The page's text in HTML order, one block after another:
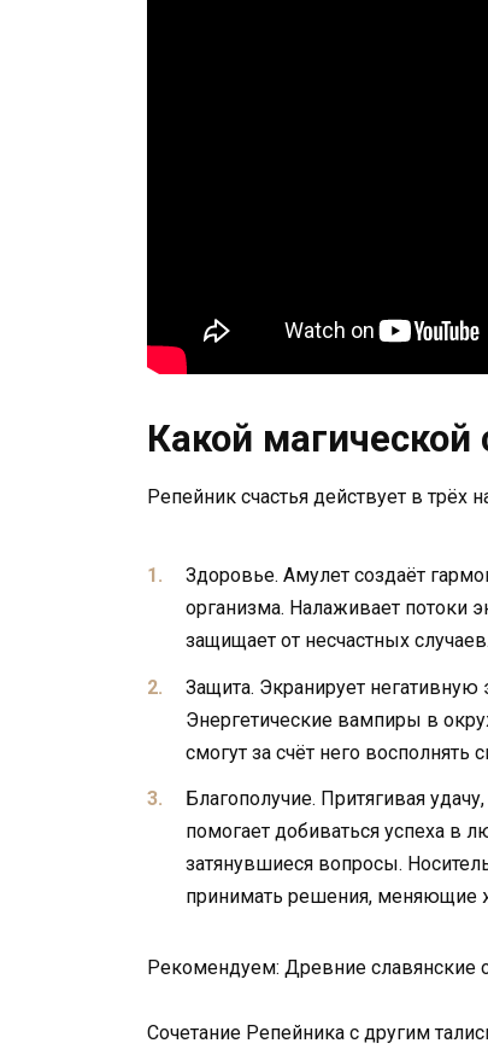
Какой магической
Репейник счастья действует в трёх
Здоровье. Амулет создаёт
организма. Налаживает потоки
защищает от несчастных
Защита. Экранирует негативную
Энергетические вампиры в
смогут за счёт него восполнять
Благополучие. Притягивая
помогает добиваться успеха в
затянувшиеся вопросы.
принимать решения, меняющие
Рекомендуем: Древние славянские
Сочетание Репейника с другим